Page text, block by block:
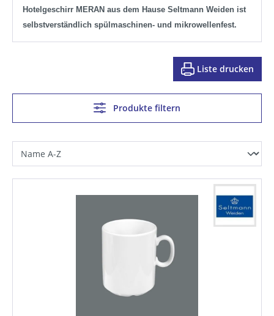
Hotelgeschirr MERAN aus dem Hause Seltmann Weiden ist
selbstverständlich spülmaschinen- und mikrowellenfest.
Liste drucken
Produkte filtern